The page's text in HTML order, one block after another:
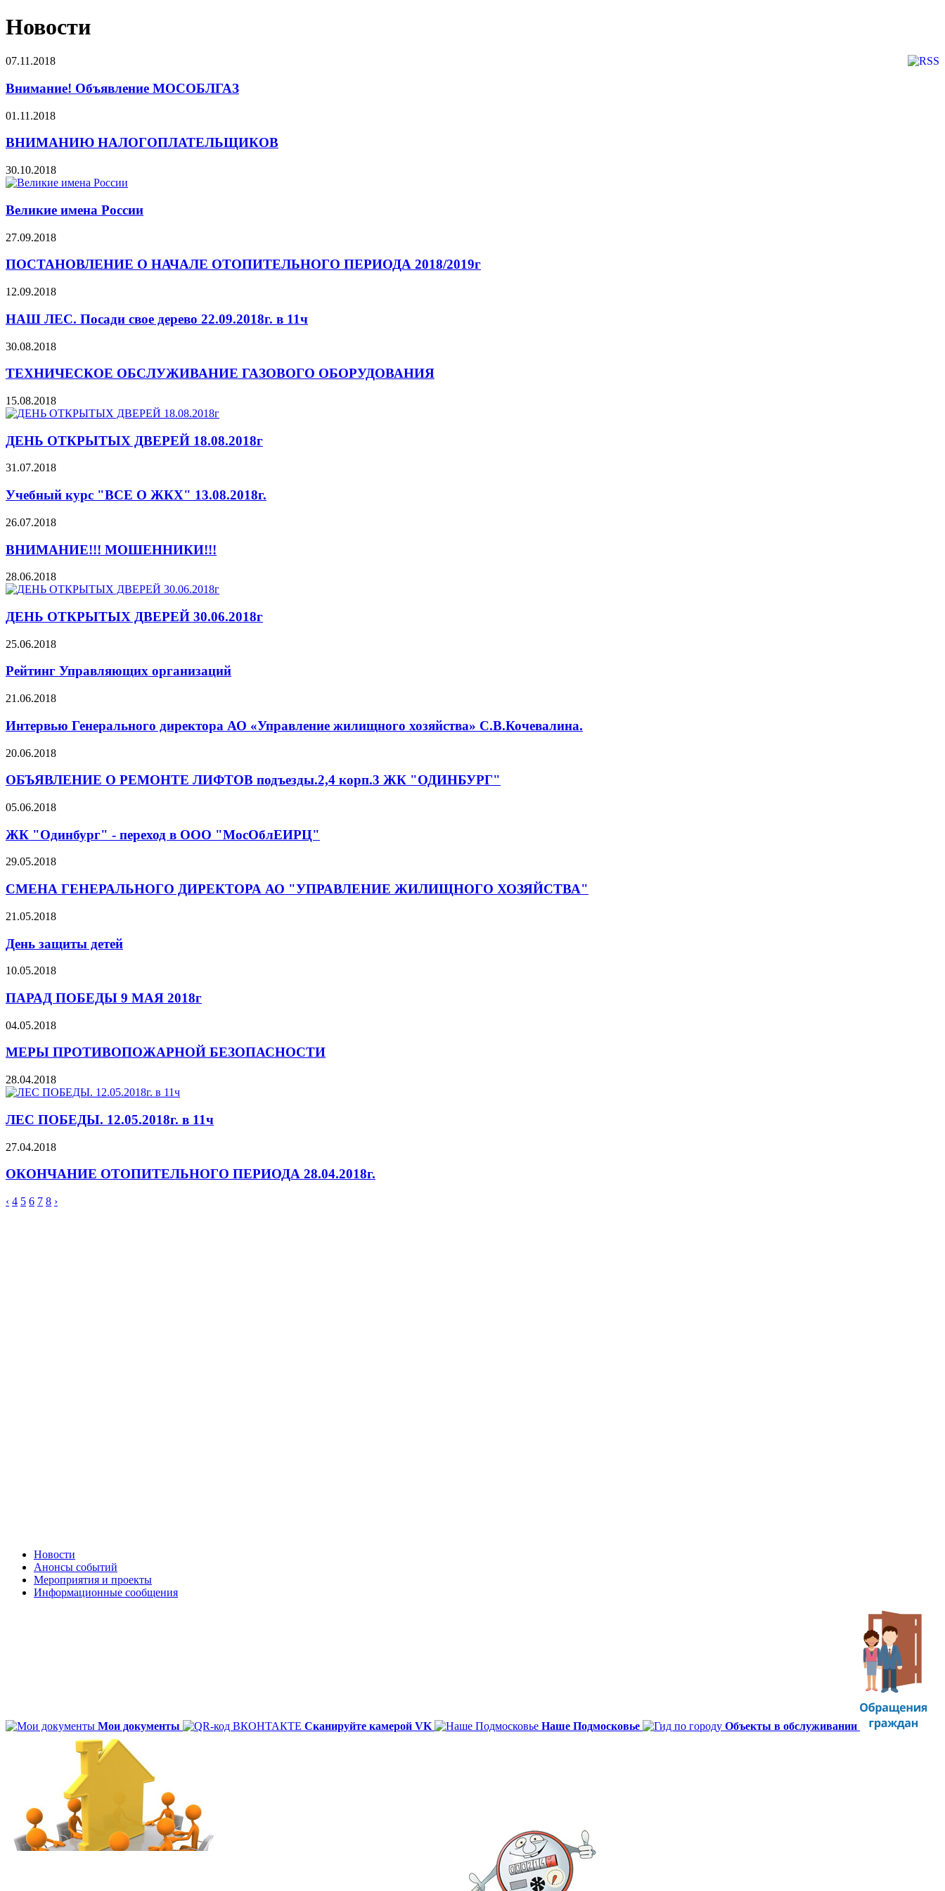
Новости
07.11.2018
Внимание! Объявление МОСОБЛГАЗ
01.11.2018
ВНИМАНИЮ НАЛОГОПЛАТЕЛЬЩИКОВ
30.10.2018
Великие имена России
27.09.2018
ПОСТАНОВЛЕНИЕ О НАЧАЛЕ ОТОПИТЕЛЬНОГО ПЕРИОДА 2018/2019г
12.09.2018
НАШ ЛЕС. Посади свое дерево 22.09.2018г. в 11ч
30.08.2018
ТЕХНИЧЕСКОЕ ОБСЛУЖИВАНИЕ ГАЗОВОГО ОБОРУДОВАНИЯ
15.08.2018
ДЕНЬ ОТКРЫТЫХ ДВЕРЕЙ 18.08.2018г
31.07.2018
Учебный курс "ВСЕ О ЖКХ" 13.08.2018г.
26.07.2018
ВНИМАНИЕ!!! МОШЕННИКИ!!!
28.06.2018
ДЕНЬ ОТКРЫТЫХ ДВЕРЕЙ 30.06.2018г
25.06.2018
Рейтинг Управляющих организаций
21.06.2018
Интервью Генерального директора АО «Управление жилищного хозяйства» С.В.Кочевалина.
20.06.2018
ОБЪЯВЛЕНИЕ О РЕМОНТЕ ЛИФТОВ подъезды.2,4 корп.3 ЖК "ОДИНБУРГ"
05.06.2018
ЖК "Одинбург" - переход в ООО "МосОблЕИРЦ"
29.05.2018
СМЕНА ГЕНЕРАЛЬНОГО ДИРЕКТОРА АО "УПРАВЛЕНИЕ ЖИЛИЩНОГО ХОЗЯЙСТВА"
21.05.2018
День защиты детей
10.05.2018
ПАРАД ПОБЕДЫ 9 МАЯ 2018г
04.05.2018
МЕРЫ ПРОТИВОПОЖАРНОЙ БЕЗОПАСНОСТИ
28.04.2018
ЛЕС ПОБЕДЫ. 12.05.2018г. в 11ч
27.04.2018
ОКОНЧАНИЕ ОТОПИТЕЛЬНОГО ПЕРИОДА 28.04.2018г.
‹ 4 5 6 7 8 ›
Новости
Анонсы событий
Мероприятия и проекты
Информационные сообщения
Мои документы Сканируйте камерой VK Наше Подмосковье Объекты в обслуживании